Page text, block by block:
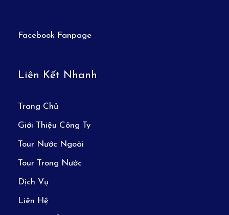
Facebook Fanpage
Liên Kết Nhanh
Trang Chủ
Giới Thiệu Công Ty
Tour Nước Ngoài
Tour Trong Nước
Dịch Vụ
Liên Hệ